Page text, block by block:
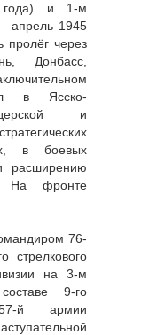
года) и 1-м
апрель 1945
пролёг через
Донбасс,
в Ясско-
и
в боевых
расширению
На фронте
76-
стрелкового
на 3-м
9-го
й армии